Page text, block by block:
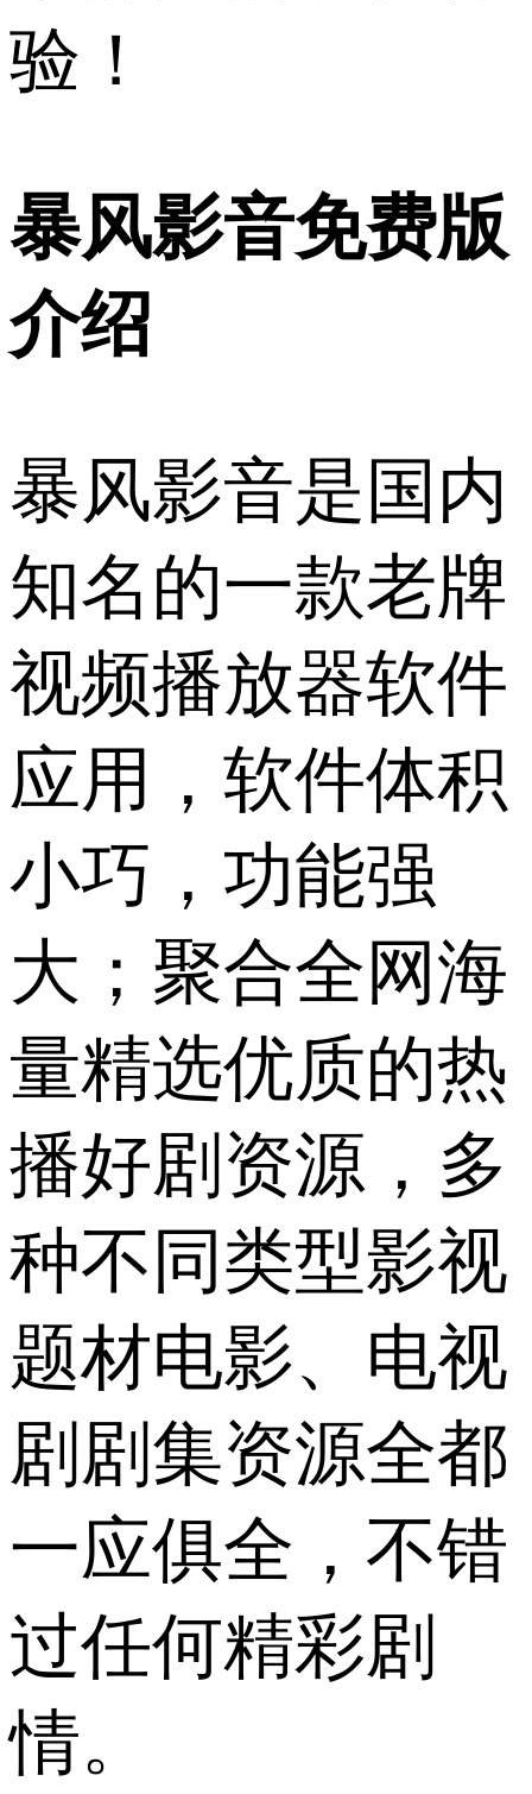
验！
暴风影音免费版
介绍
暴风影音是国内
知名的一款老牌
视频播放器软件
应用，软件体积
小巧，功能强
大；聚合全网海
量精选优质的热
播好剧资源，多
种不同类型影视
题材电影、电视
剧剧集资源全都
一应俱全，不错
过任何精彩剧
情。